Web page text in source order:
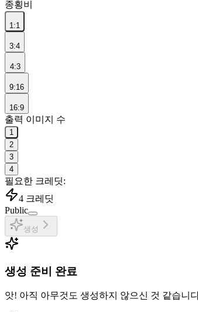
종횡비
1:1
3:4
4:3
9:16
16:9
출력 이미지 수
1
2
3
4
필요한 크레딧:
4 크레딧
Public
생성
생성 준비 완료
앗! 아직 아무것도 생성하지 않으신 것 같습니